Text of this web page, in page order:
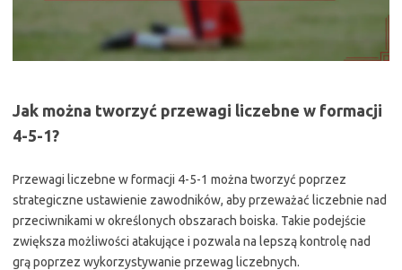
Jak można tworzyć przewagi liczebne w formacji
4-5-1?
Przewagi liczebne w formacji 4-5-1 można tworzyć poprzez
strategiczne ustawienie zawodników, aby przeważać liczebnie nad
przeciwnikami w określonych obszarach boiska. Takie podejście
zwiększa możliwości atakujące i pozwala na lepszą kontrolę nad
grą poprzez wykorzystywanie przewag liczebnych.